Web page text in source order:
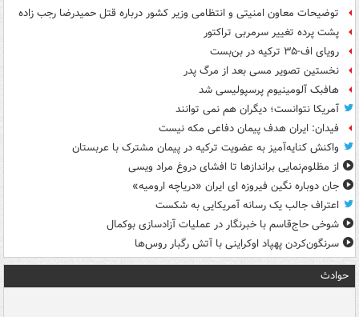
توضیحات معاون امنیتی و انتظامی وزیر کشور درباره قتل حمیدرضا رجب زاده
پشت پرده تغییر سرمربی تراکتور
رویای اف-۳۵ ترکیه در بن‌بست
نخستین تصویر مسی بعد از مرگ پدر
هافبک آلومینیوم پرسپولیسی شد
آمریکا نتوانست؛ دیگران هم نمی توانند
فیدان: ایران هدف پیمان دفاعی مکه نیست
واکنش کنایه‌آمیز به عضویت ترکیه در پیمان مشترک با عربستان
از مظلوم‌نمایی براندازها تا افشای دروغ مراد ویسی
جان دوباره نگین فیروزه ای ایران «دریاچه ارومیه»
اعتراف جالب یک رسانه آمریکایی به شکست
شوخی حاج‌قاسم با خبرنگار در عملیات آزادسازی بوکمال
سرنگون‌کردن پهپاد اوکراینی با آتش رگبار روس‌ها
حوادث